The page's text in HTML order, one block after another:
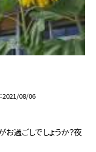
2021/08/06
過ごしでしょうか？夜